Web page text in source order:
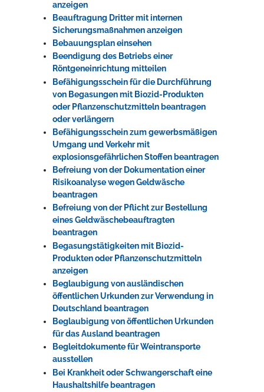
anzeigen
Beauftragung Dritter mit internen
Sicherungsmaßnahmen anzeigen
Bebauungsplan einsehen
Beendigung des Betriebs einer
Röntgeneinrichtung mitteilen
Befähigungsschein für die Durchführung
von Begasungen mit Biozid-Produkten
oder Pflanzenschutzmitteln beantragen
oder verlängern
Befähigungsschein zum gewerbsmäßigen
Umgang und Verkehr mit
explosionsgefährlichen Stoffen beantragen
Befreiung von der Dokumentation einer
Risikoanalyse wegen Geldwäsche
beantragen
Befreiung von der Pflicht zur Bestellung
eines Geldwäschebeauftragten
beantragen
Begasungstätigkeiten mit Biozid-
Produkten oder Pflanzenschutzmitteln
anzeigen
Beglaubigung von ausländischen
öffentlichen Urkunden zur Verwendung in
Deutschland beantragen
Beglaubigung von öffentlichen Urkunden
für das Ausland beantragen
Begleitdokumente für Weintransporte
ausstellen
Bei Krankheit oder Schwangerschaft eine
Haushaltshilfe beantragen